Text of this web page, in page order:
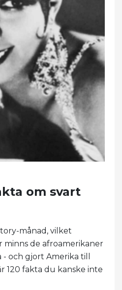
om svart
månad, vilket
minns de afroamerikaner
och gjort Amerika till
120 fakta du kanske inte